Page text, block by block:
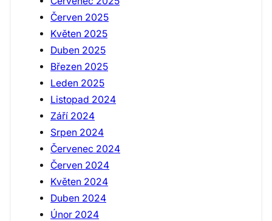
Červen 2025
Květen 2025
Duben 2025
Březen 2025
Leden 2025
Listopad 2024
Září 2024
Srpen 2024
Červenec 2024
Červen 2024
Květen 2024
Duben 2024
Únor 2024